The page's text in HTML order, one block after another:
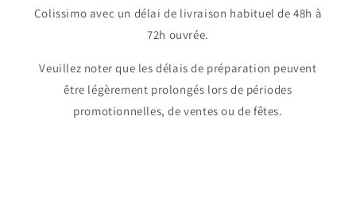
Colissimo avec un délai de livraison habituel de 48h à
72h ouvrée.
Veuillez noter que les délais de préparation peuvent
être légèrement prolongés lors de périodes
promotionnelles, de ventes ou de fêtes.